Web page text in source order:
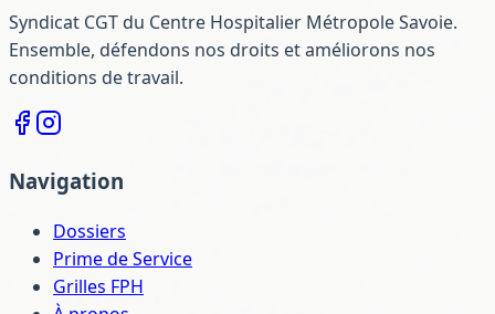
Syndicat CGT du Centre Hospitalier Métropole Savoie.
Ensemble, défendons nos droits et améliorons nos
conditions de travail.
Navigation
Dossiers
Prime de Service
Grilles FPH